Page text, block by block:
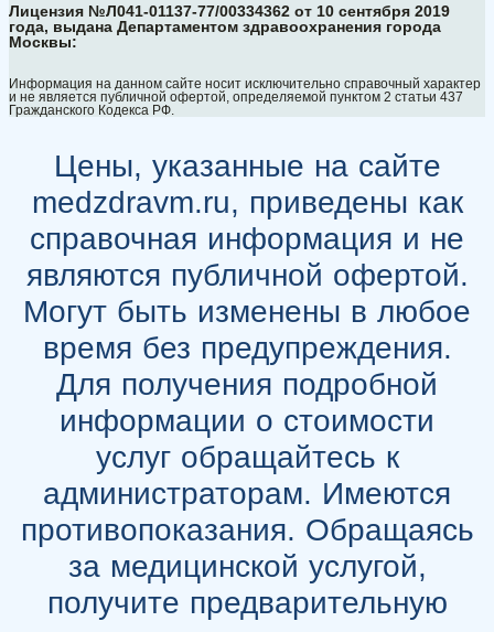
Лицензия №Л041-01137-77/00334362 от 10 сентября 2019
года, выдана Департаментом здравоохранения города
Москвы:
Информация на данном сайте носит исключительно справочный характер
и не является публичной офертой, определяемой пунктом 2 статьи 437
Гражданского Кодекса РФ.
Цены, указанные на сайте
medzdravm.ru, приведены как
справочная информация и не
являются публичной офертой.
Могут быть изменены в любое
время без предупреждения.
Для получения подробной
информации о стоимости
услуг обращайтесь к
администраторам. Имеются
противопоказания. Обращаясь
за медицинской услугой,
получите предварительную